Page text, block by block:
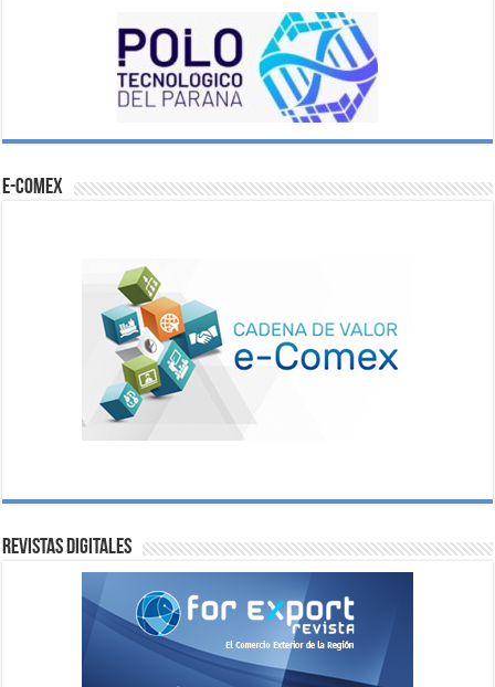
e-comex
Revistas digitales